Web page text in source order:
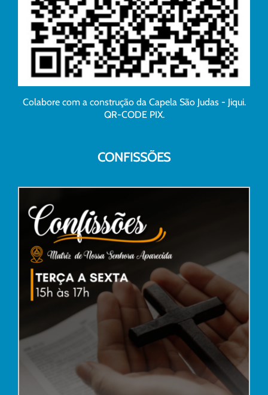
Colabore com a construção da Capela São Judas - Jiqui.
QR-CODE PIX.
CONFISSÕES